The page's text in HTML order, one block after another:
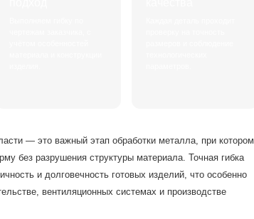
— это важный этап обработки металла, при котором
без разрушения структуры материала. Точная гибка
и долговечность готовых изделий, что особенно
вентиляционных системах и производстве